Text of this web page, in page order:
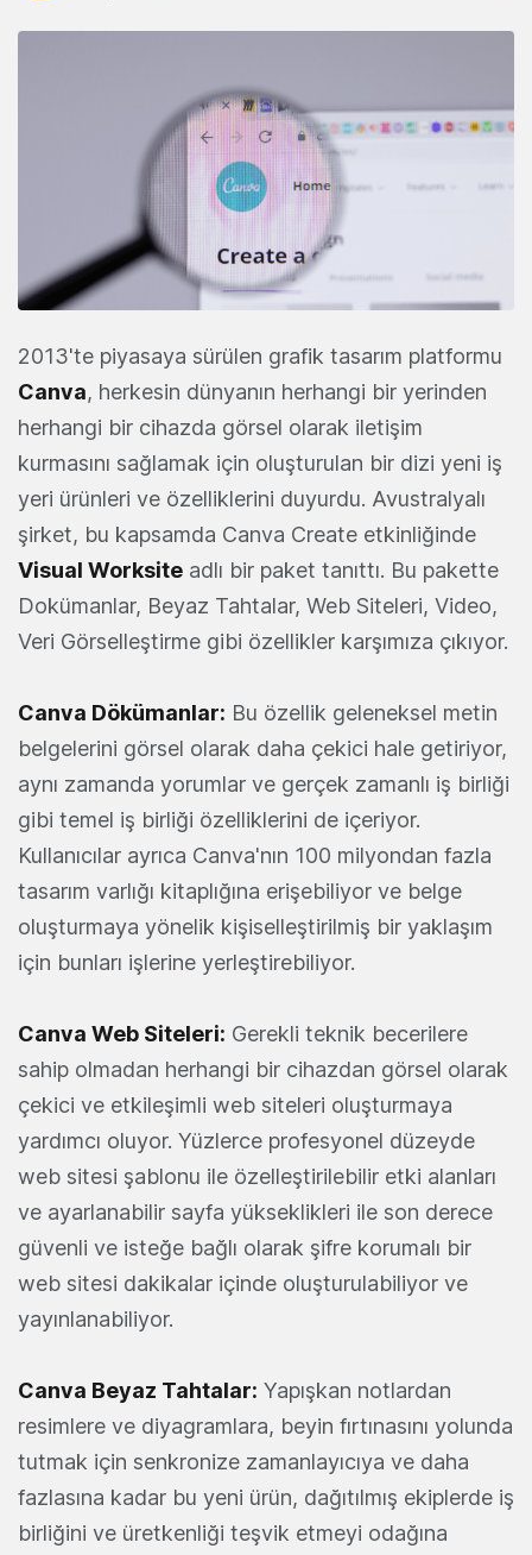
2013'te piyasaya sürülen grafik tasarım platformu
Canva, herkesin dünyanın herhangi bir yerinden
herhangi bir cihazda görsel olarak iletişim
kurmasını sağlamak için oluşturulan bir dizi yeni iş
yeri ürünleri ve özelliklerini duyurdu. Avustralyalı
şirket, bu kapsamda Canva Create etkinliğinde
Visual Worksite adlı bir paket tanıttı. Bu pakette
Dokümanlar, Beyaz Tahtalar, Web Siteleri, Video,
Veri Görselleştirme gibi özellikler karşımıza çıkıyor.
Canva Dökümanlar: Bu özellik geleneksel metin
belgelerini görsel olarak daha çekici hale getiriyor,
aynı zamanda yorumlar ve gerçek zamanlı iş birliği
gibi temel iş birliği özelliklerini de içeriyor.
Kullanıcılar ayrıca Canva'nın 100 milyondan fazla
tasarım varlığı kitaplığına erişebiliyor ve belge
oluşturmaya yönelik kişiselleştirilmiş bir yaklaşım
için bunları işlerine yerleştirebiliyor.
Canva Web Siteleri: Gerekli teknik becerilere
sahip olmadan herhangi bir cihazdan görsel olarak
çekici ve etkileşimli web siteleri oluşturmaya
yardımcı oluyor. Yüzlerce profesyonel düzeyde
web sitesi şablonu ile özelleştirilebilir etki alanları
ve ayarlanabilir sayfa yükseklikleri ile son derece
güvenli ve isteğe bağlı olarak şifre korumalı bir
web sitesi dakikalar içinde oluşturulabiliyor ve
yayınlanabiliyor.
Canva Beyaz Tahtalar: Yapışkan notlardan
resimlere ve diyagramlara, beyin fırtınasını yolunda
tutmak için senkronize zamanlayıcıya ve daha
fazlasına kadar bu yeni ürün, dağıtılmış ekiplerde iş
birliğini ve üretkenliği teşvik etmeyi odağına